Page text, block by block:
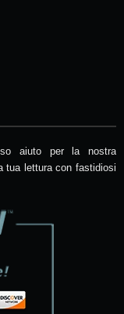
aiuto per la nostra
tua lettura con fastidiosi